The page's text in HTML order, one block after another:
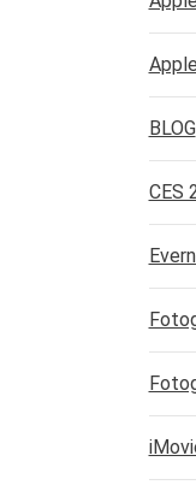
BLOG
CES